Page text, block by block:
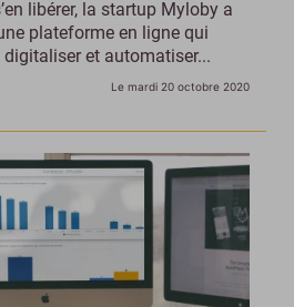
libérer, la startup Myloby a
plateforme en ligne qui
digitaliser et automatiser...
Le mardi 20 octobre 2020